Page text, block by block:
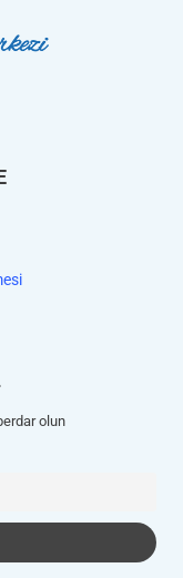
olun